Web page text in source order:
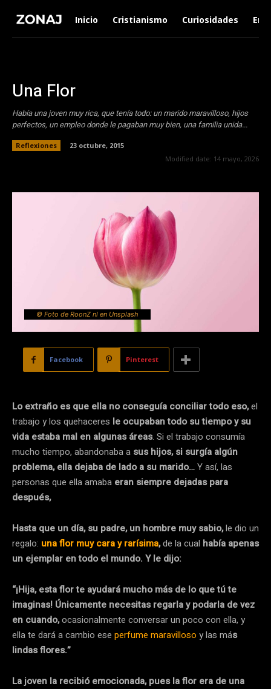
Inicio Cristianismo Curiosidades
Una Flor
Había una joven muy rica, que tenía todo: un marido maravilloso, hijos
perfectos, un empleo donde le pagaban muy bien, una familia unida...
Reflexiones
23 octubre, 2015
Modified date: 14 mayo, 2026
© Foto de RoonZ nl en Unsplash
Facebook Pinterest
Lo extraño es que ella no conseguía conciliar todo eso,el
trabajo y los quehaceres le ocupaban todo su tiempo y su
vida estaba mal en algunas áreas. Si el trabajo consumía
mucho tiempo, abandonaba a sus hijos, si surgía algún
problema, ella dejaba de lado a su marido…Y así, las
personas que ella amaba eran siempre dejadas para
después,
Hasta que un día, su padre, un hombre muy sabio,le dio un
regalo: una flor muy cara y rarísima,de la cual había apenas
un ejemplar en todo el mundo. Y le dijo:
“¡Hija, esta flor te ayudará mucho más de lo que tú te
imaginas! Únicamente necesitas regarla y podarla de vez
en cuando,ocasionalmente conversar un poco con ella, y
ella te dará a cambio ese perfume maravilloso y las más
lindas flores.”
La joven la recibió emocionada, pues la flor era de una